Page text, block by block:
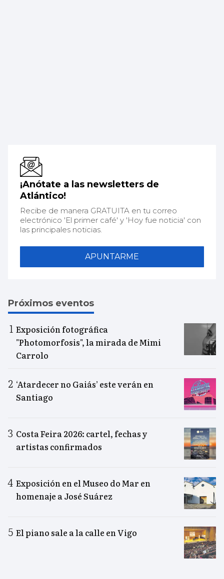
¡Anótate a las newsletters de
Atlántico!
Recibe de manera GRATUITA en tu correo
electrónico 'El primer café' y 'Hoy fue noticia' con
las principales noticias.
APUNTARME
Próximos eventos
Exposición fotográfica
"Photomorfosis", la mirada de Mimi
Carrolo
‘Atardecer no Gaiás’ este verán en
Santiago
Costa Feira 2026: cartel, fechas y
artistas confirmados
Exposición en el Museo do Mar en
homenaje a José Suárez
El piano sale a la calle en Vigo